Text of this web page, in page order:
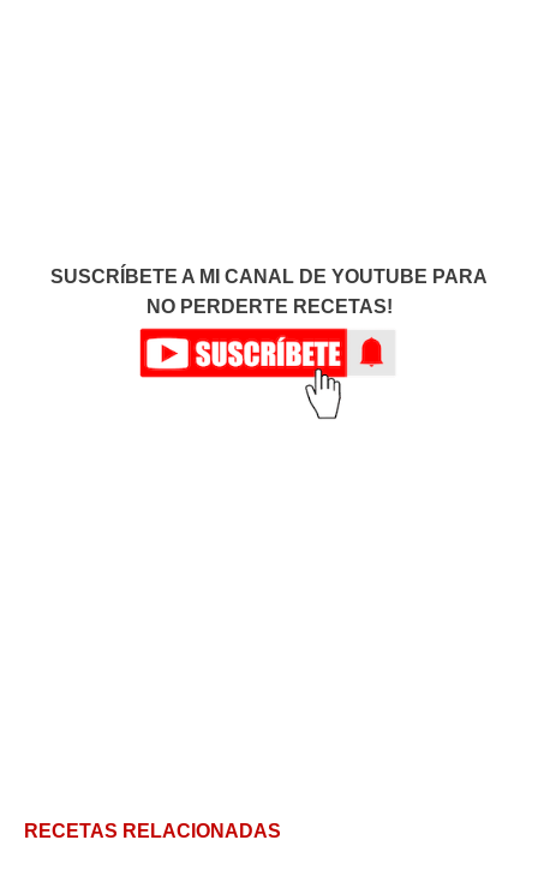
SUSCRÍBETE A MI CANAL DE YOUTUBE PARA
NO PERDERTE RECETAS!
RECETAS RELACIONADAS